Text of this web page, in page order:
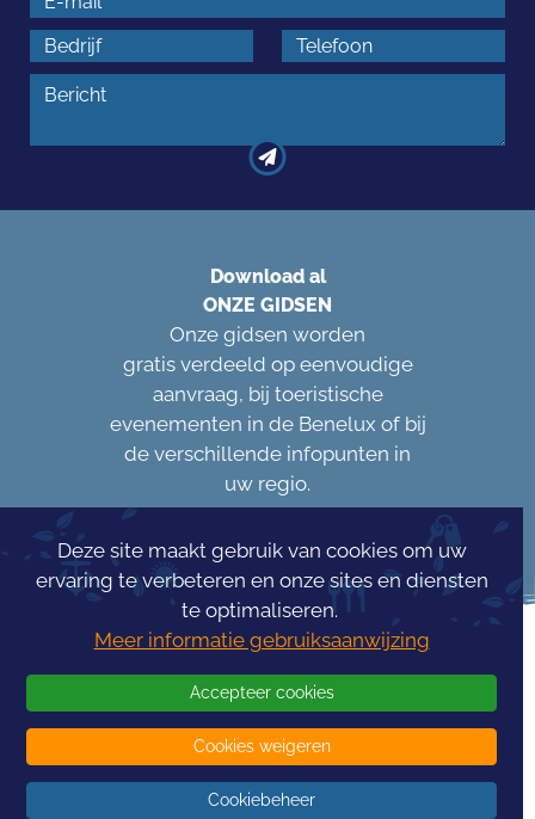
Download al
ONZE GIDSEN
Onze gidsen worden
gratis verdeeld op eenvoudige
aanvraag, bij toeristische
evenementen in de Benelux of bij
de verschillende infopunten in
uw regio.
- Alle rechten voorbehouden - Gerealiseerd
Deze site maakt gebruik van cookies om uw
ervaring te verbeteren en onze sites en diensten
te optimaliseren.
Meer informatie gebruiksaanwijzing
Accepteer cookies
Cookies weigeren
Cookiebeheer